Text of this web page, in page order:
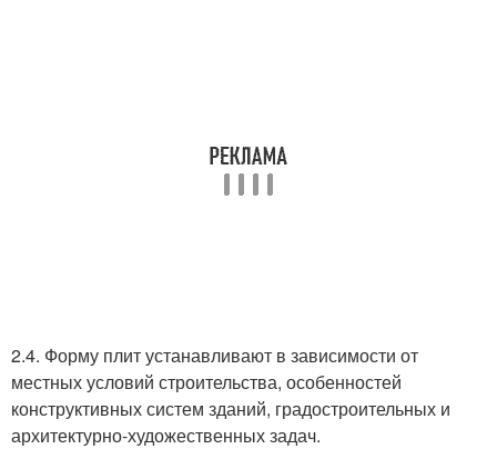
2.4. Форму плит устанавливают в зависимости от
местных условий строительства, особенностей
конструктивных систем зданий, градостроительных и
архитектурно-художественных задач.